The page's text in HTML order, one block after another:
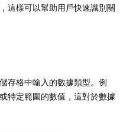
這樣可以幫助用戶快速識別關
存格中輸入的數據類型。例
特定範圍的數值，這對於數據